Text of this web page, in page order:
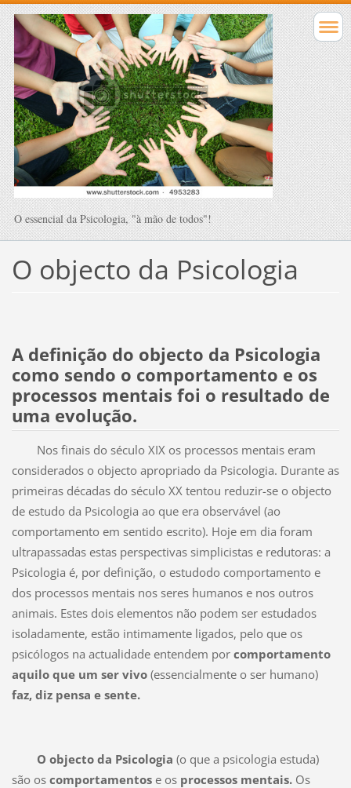
O essencial da Psicologia, "à mão de todos"!
O objecto da Psicologia
A definição do objecto da Psicologia
como sendo o comportamento e os
processos mentais foi o resultado de
uma evolução.
Nos finais do século XIX os processos mentais eram
considerados o objecto apropriado da Psicologia. Durante as
primeiras décadas do século XX tentou reduzir-se o objecto
de estudo da Psicologia ao que era observável (ao
comportamento em sentido escrito). Hoje em dia foram
ultrapassadas estas perspectivas simplicistas e redutoras: a
Psicologia é, por definição, o estudodo comportamento e
dos processos mentais nos seres humanos e nos outros
animais. Estes dois elementos não podem ser estudados
isoladamente, estão intimamente ligados, pelo que os
psicólogos na actualidade entendem por comportamento
aquilo que um ser vivo (essencialmente o ser humano)
faz, diz pensa e sente.
O objecto da Psicologia (o que a psicologia estuda)
são oscomportamentos e osprocessos mentais. Os